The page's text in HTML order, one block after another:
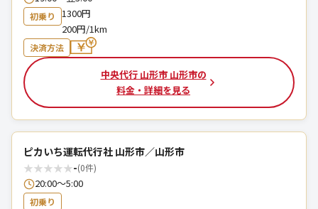
初乗り
1300円
200円/1km
決済方法
中央代行 山形市 山形市の
料金・詳細を見る
ピカいち運転代行社 山形市／山形市
★★★★★-(0件)
20:00～5:00
初乗り